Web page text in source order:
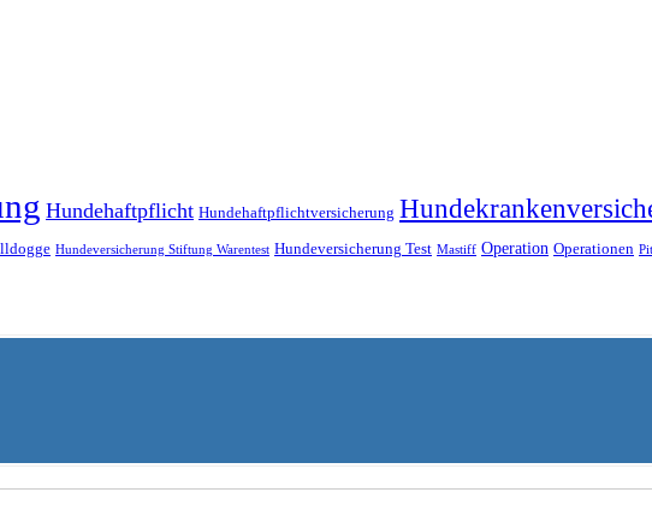
Hundehaftpflicht Hundehaftpflichtversicherung
Hundeversicherung Stiftung Warentest Hundeversicherung Test Mastiff Operation Operationen